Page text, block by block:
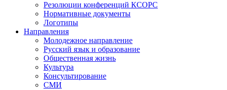
Резолюции конференций КСОРС
Нормативные документы
Логотипы
Направления
Молодежное направление
Русский язык и образование
Общественная жизнь
Культура
Консультирование
СМИ